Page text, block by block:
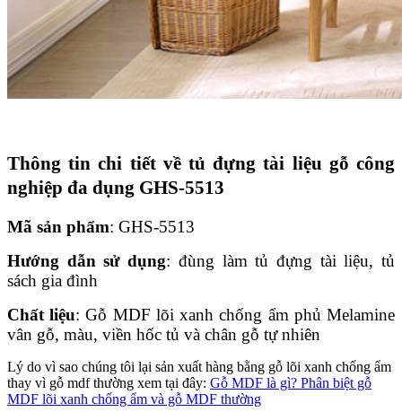
Thông tin chi tiết về tủ đựng tài liệu gỗ công
nghiệp đa dụng GHS-5513
Mã sản phẩm: GHS-5513
Hướng dẫn sử dụng: đùng làm tủ đựng tài liệu, tủ
sách gia đình
Chất liệu: Gỗ MDF lõi xanh chống ẩm phủ Melamine
vân gỗ, màu, viền hốc tủ và chân gỗ tự nhiên
Lý do vì sao chúng tôi lại sản xuất hàng bằng gỗ lõi xanh chống ẩm
thay vì gỗ mdf thường xem tại đây: Gỗ MDF là gì? Phân biệt gỗ
MDF lõi xanh chống ẩm và gỗ MDF thường